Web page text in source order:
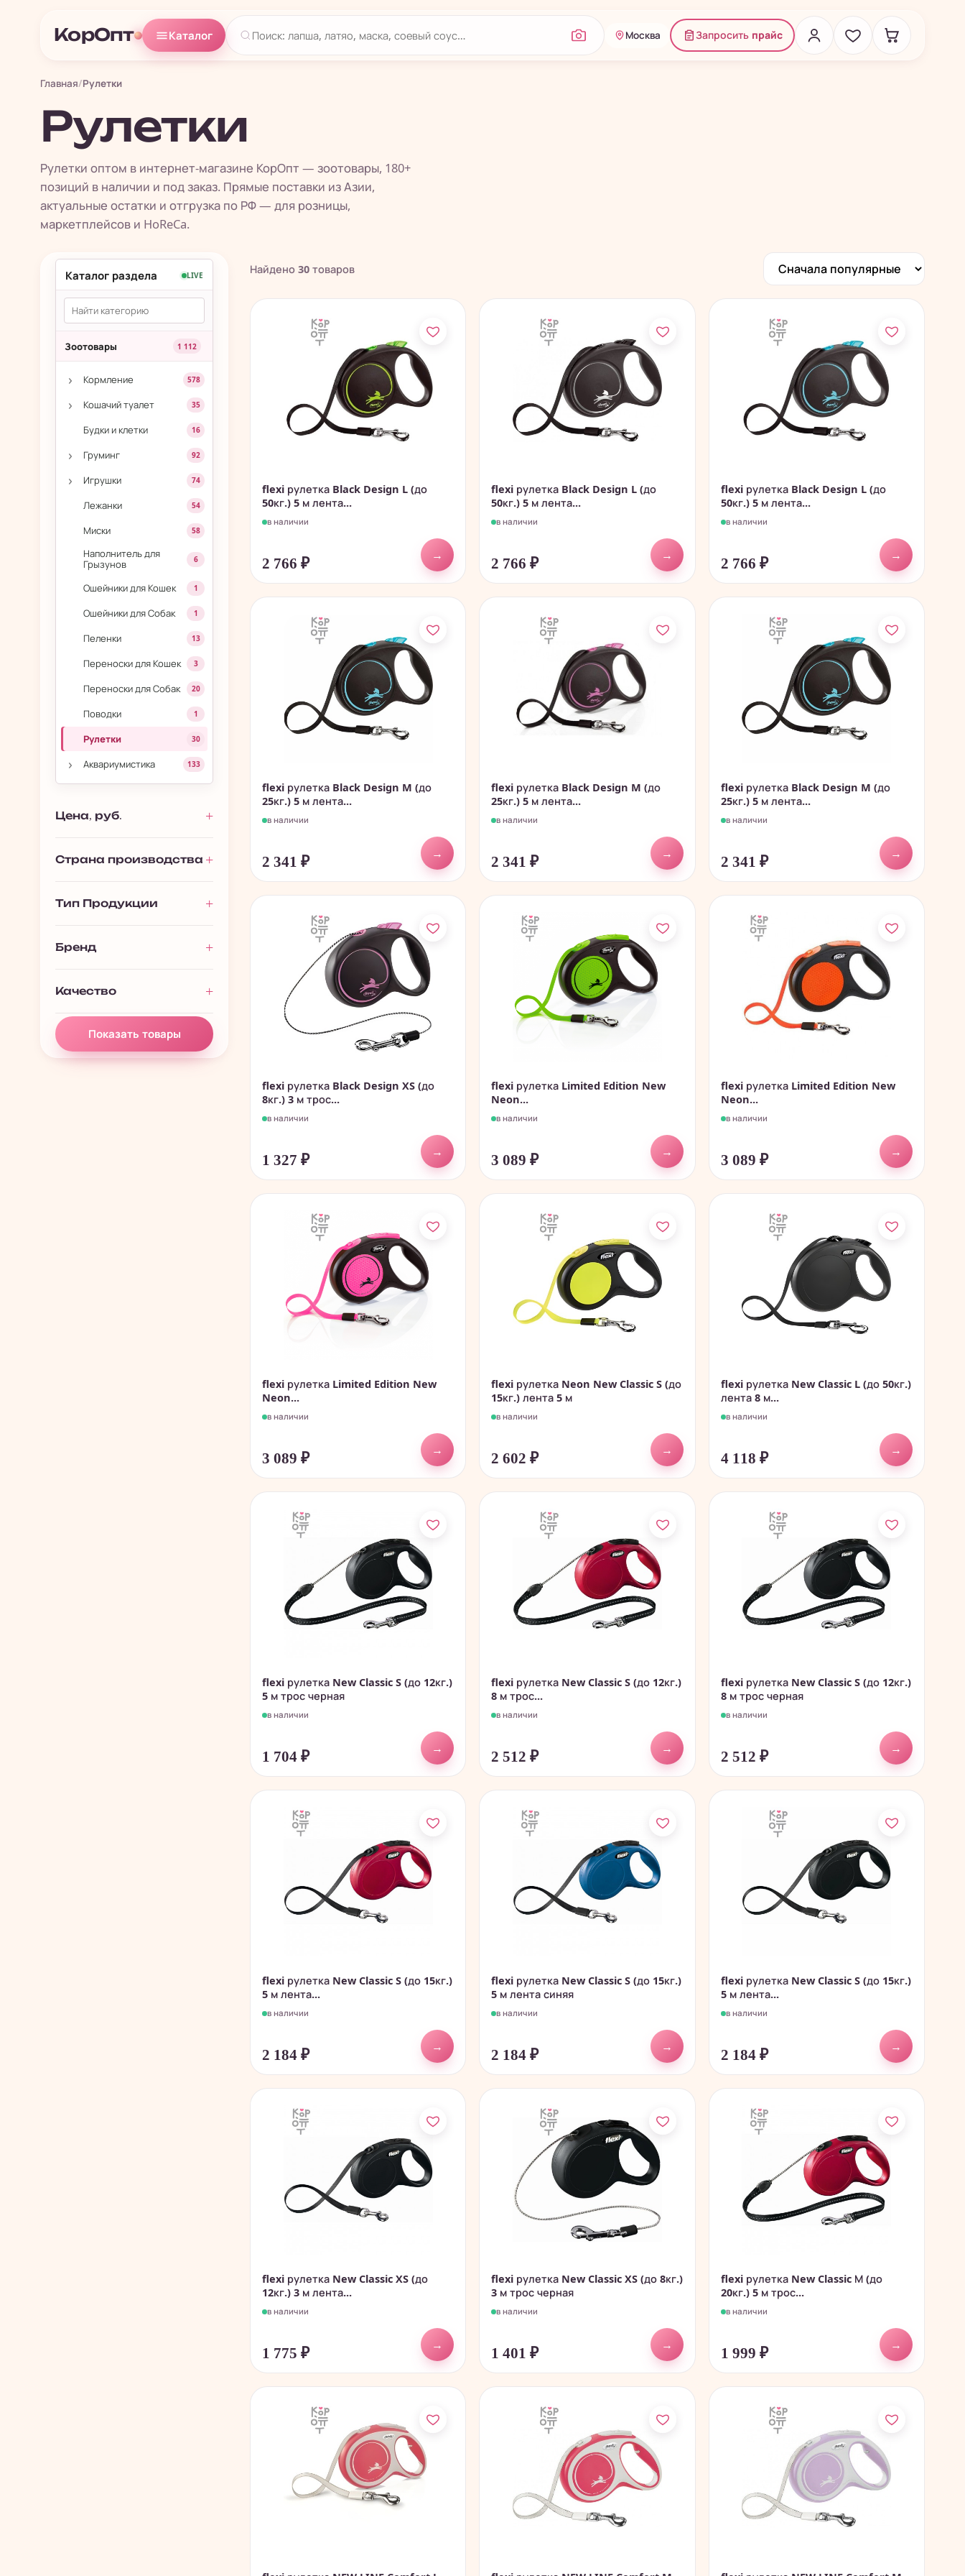
КорОпт Каталог Москва Запросить прайс
Главная/Рулетки
Рулетки
Рулетки оптом в интернет-магазине КорОпт — зоотовары, 180+
позиций в наличии и под заказ. Прямые поставки из Азии,
актуальные остатки и отгрузка по РФ — для розницы,
маркетплейсов и HoReCa.
Каталог раздела LIVE
Зоотовары 1 112
› Кормление 578
› Кошачий туалет 35
Будки и клетки 16
› Груминг 92
› Игрушки 74
Лежанки 54
Миски 58
Наполнитель для
Грызунов
6
Ошейники для Кошек 1
Ошейники для Собак 1
Пеленки 13
Переноски для Кошек 3
Переноски для Собак 20
Поводки 1
Рулетки 30
› Аквариумистика 133
Цена, руб.
Страна производства
Тип Продукции
Бренд
Качество
Показать товары
Найдено 30 товаров
flexi рулетка Black Design L (до
50кг.) 5 м лента...
в наличии
2 766 ₽
→
flexi рулетка Black Design L (до
50кг.) 5 м лента...
в наличии
2 766₽
→
flexi рулетка Black Design L (до
50кг.) 5 м лента...
в наличии
2 766 ₽
→
flexi рулетка Black Design M (до
25кг.) 5 м лента...
в наличии
2 341 ₽
→
flexi рулетка Black Design M (до
25кг.) 5 м лента...
в наличии
2 341₽
→
flexi рулетка Black Design M (до
25кг.) 5 м лента...
в наличии
2 341 ₽
→
flexi рулетка Black Design XS (до
8кг.) 3 м трос...
в наличии
1 327 ₽
→
flexi рулетка Limited Edition New
Neon...
в наличии
3 089₽
→
flexi рулетка Limited Edition New
Neon...
в наличии
3 089 ₽
→
flexi рулетка Limited Edition New
Neon...
в наличии
3 089 ₽
→
flexi рулетка Neon New Classic S (до
15кг.) лента 5 м
в наличии
2 602₽
→
flexi рулетка New Classic L (до 50кг.)
лента 8 м...
в наличии
4 118 ₽
→
flexi рулетка New Classic S (до 12кг.)
5 м трос черная
в наличии
1 704 ₽
→
flexi рулетка New Classic S (до 12кг.)
8 м трос...
в наличии
2 512₽
→
flexi рулетка New Classic S (до 12кг.)
8 м трос черная
в наличии
2 512 ₽
→
flexi рулетка New Classic S (до 15кг.)
5 м лента...
в наличии
2 184 ₽
→
flexi рулетка New Classic S (до 15кг.)
5 м лента синяя
в наличии
2 184₽
→
flexi рулетка New Classic S (до 15кг.)
5 м лента...
в наличии
2 184 ₽
→
flexi рулетка New Classic XS (до
12кг.) 3 м лента...
в наличии
1 775 ₽
→
flexi рулетка New Classic XS (до 8кг.)
3 м трос черная
в наличии
1 401₽
→
flexi рулетка New Classic М (до
20кг.) 5 м трос...
в наличии
1 999 ₽
→